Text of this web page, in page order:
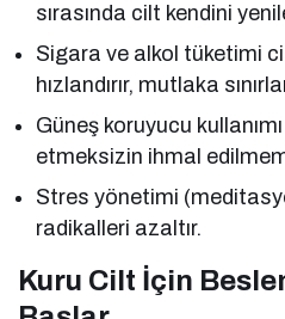
sırasında cilt kendini
Sigara ve alkol tüketimi
hızlandırır, mutlaka
Güneş koruyucu
etmeksizin ihmal
Stres yönetimi
radikalleri azaltır.
Kuru Cilt İçin